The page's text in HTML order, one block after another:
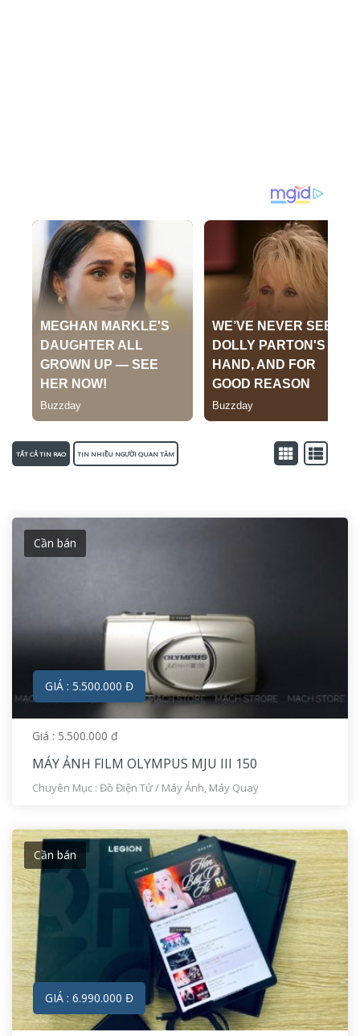
TẤT CẢ TIN RAO TIN NHIỀU NGƯỜI QUAN TÂM
GIÁ : 5.500.000 Đ
Cần bán
Giá : 5.500.000 đ
MÁY ẢNH FILM OLYMPUS MJU III 150
Chuyên Mục : Đồ Điện Tử/ Máy Ảnh, Máy Quay
GIÁ : 6.990.000 Đ
Cần bán